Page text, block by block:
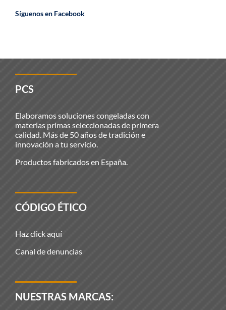
Síguenos en Facebook
PCS
Elaboramos soluciones congeladas con
materias primas seleccionadas de primera
calidad. Más de 50 años de tradición e
innovación a tu servicio.
Productos fabricados en España.
CÓDIGO ÉTICO
Haz click aquí
Canal de denuncias
NUESTRAS MARCAS: